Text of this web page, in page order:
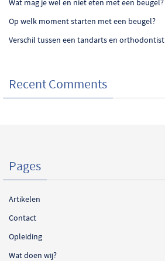
Wat mag je wel en niet eten met een beugel?
Op welk moment starten met een beugel?
Verschil tussen een tandarts en orthodontist
Recent Comments
Pages
Artikelen
Contact
Opleiding
Wat doen wij?